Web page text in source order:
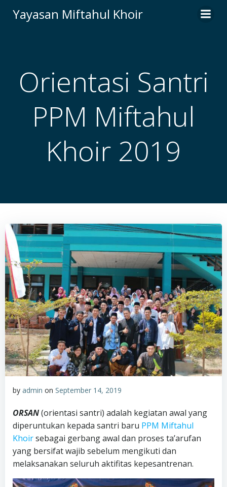
to
Yayasan Miftahul Khoir
Orientasi Santri
PPM Miftahul
Khoir 2019
by admin on September 14, 2019
ORSAN(orientasi santri) adalah kegiatan awal yang
diperuntukan kepada santri baru PPM Miftahul
Khoirsebagai gerbang awal dan proses ta’arufan
yang bersifat wajib sebelum mengikuti dan
melaksanakan seluruh aktifitas kepesantrenan.